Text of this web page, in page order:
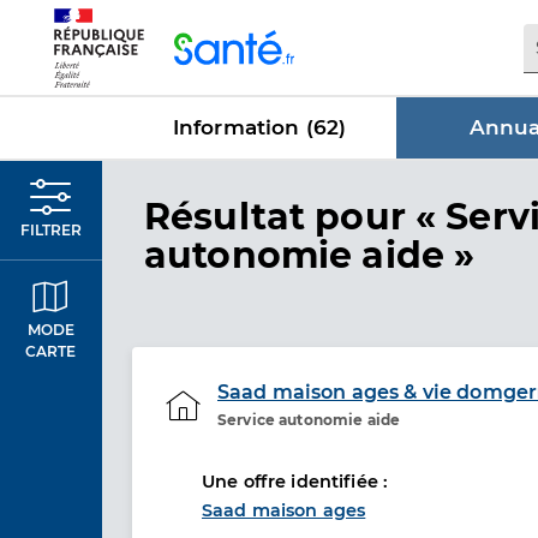
Information (62)
FILTRER
MODE
CARTE
Résultat dans
pour «
autonomie aide »
Saad maison ages & vie
Service autonomie aide
Etablissement de soins
Une offre identifiée :
Saad maison ages
Panneau de gestion des cookies